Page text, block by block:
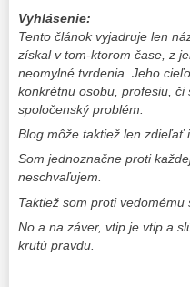
Vyhlásenie:
Tento článok vyjadruje len
získal v tom-ktorom čase, z
neomylné tvrdenia. Jeho
konkrétnu osobu, profesiu,
spoločenský problém.
Blog môže taktiež len zdieľať
Som jednoznačne proti
neschvaľujem.
Taktiež som proti
No a na záver, vtip je vtip a
krutú pravdu.